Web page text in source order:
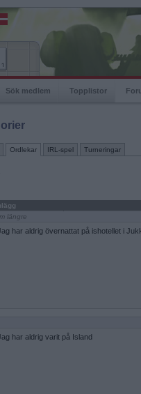
Sök medlem Topplistor
Ordlekar IRL-spel Turneringar
längre
har aldrig övernattat på ishotellet i
har aldrig varit på Island